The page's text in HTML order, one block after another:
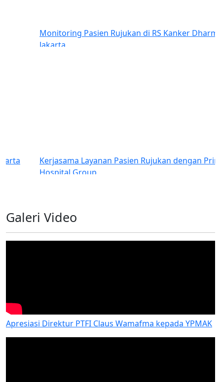
Monitoring Pasien Rujukan di RS Kanker Dharmais
Kerjasama Layanan Pasien Rujukan dengan Primaya
Hospital Group
Galeri Video
Apresiasi Direktur PTFI Claus Wamafma kepada YPMAK